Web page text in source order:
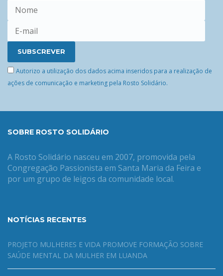
Autorizo a utilização dos dados acima inseridos para a realização de
ações de comunicação e marketing pela Rosto Solidário.
SOBRE ROSTO SOLIDÁRIO
A Rosto Solidário nasceu em 2007, promovida pela
Congregação Passionista em Santa Maria da Feira e
por um grupo de leigos da comunidade local.
NOTÍCIAS RECENTES
PROJETO MULHERES E VIDA PROMOVE FORMAÇÃO SOBRE
SAÚDE MENTAL DA MULHER EM LUANDA